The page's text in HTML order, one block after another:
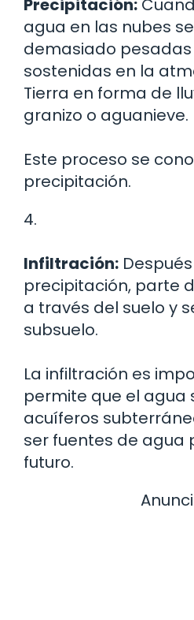
agua en las nubes
demasiado
sostenidas en la
Tierra en forma de
granizo o aguanieve.
Este proceso se
precipitación.
4.
Infiltración:
precipitación, parte
a través del suelo y
subsuelo.
La infiltración es
permite que el agua
acuíferos
ser fuentes de agua
futuro.